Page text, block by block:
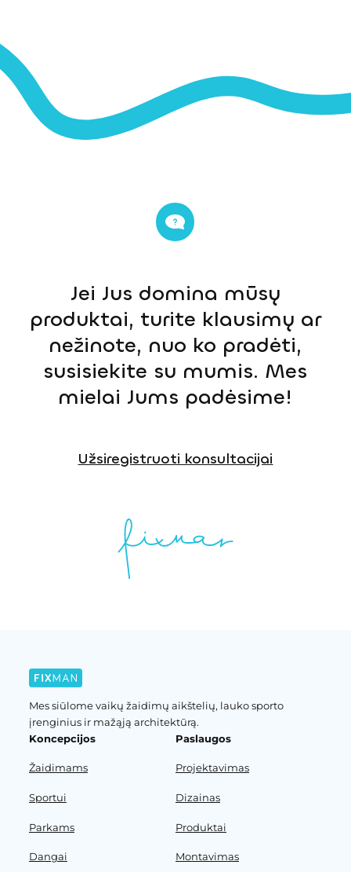
Jei Jus domina mūsų
produktai, turite klausimų ar
nežinote, nuo ko pradėti,
susisiekite su mumis. Mes
mielai Jums padėsime!
Užsiregistruoti konsultacijai
Mes siūlome vaikų žaidimų aikštelių, lauko sporto
įrenginius ir mažąją architektūrą.
Koncepcijos
Žaidimams
Sportui
Parkams
Dangai
Paslaugos
Projektavimas
Dizainas
Produktai
Montavimas